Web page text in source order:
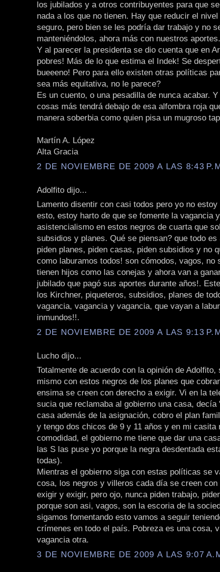
los jubilados y a otros contribuyentes para que
nada a los que no tienen. Hay que reducir el
seguro, pero bien se les podría dar trabajo y no
manteniéndolos, ahora más con nuestros aportes.
Y al parecer la presidenta se dio cuenta que en
pobres! Más de lo que estima el Indek! Se
bueeeno! Pero para ello existen otras políticas
sea más equitativa, no le parece?
Es un cuento, o una pesadilla de nunca acabar.
cosas más tendrá debajo de esa alfombra roja
manera soberbia como quien pisa un mugroso
Martín A. López
Alta Gracia
2 DE NOVIEMBRE DE 2009 A LAS 8:43
Adolfito dijo...
Lamento disentir con casi todos pero yo no
esto, estoy harto de que se fomente la vagancia
asistencialismo en estos negros de cuarta que
subsidios y planes. Qué se piensan? que todo
piden planes, piden casas, piden subsidios y no
como laburamos todos! son cómodos, vagos, no
tienen hijos como las conejas y ahora van a
jubilado que pagó sus aportes durante años!.
los Kirchner, piqueteros, subsidios, planes de
vagancia, vagancia y vagancia, que vayan a
inmundos!!.
2 DE NOVIEMBRE DE 2009 A LAS 9:13
Lucho dijo...
Totalmente de acuerdo con la opinión de Adolfito,
mismo con estos negros de los planes que
ensima se creen con derecho a exigir. Vi en la
sucia que reclamaba al gobierno una casa, decía
casa además de la asignación, cobro el plan
y tengo dos chicos de 9 y 11 años y en mi casita
comodidad, el gobierno me tiene que dar una
las S las puse yo porque la negra desdentada
todas).
Mientras el gobierno siga con estas políticas se
cosa, los negros y villeros cada día se creen con
exigir y exigir, pero ojo, nunca piden trabajo,
porque son asi, vagos, son la escoria de la
sigamos fomentando esto vamos a seguir
crímenes en todo el país. Pobreza es una cosa,
vagancia otra.
3 DE NOVIEMBRE DE 2009 A LAS 9:07